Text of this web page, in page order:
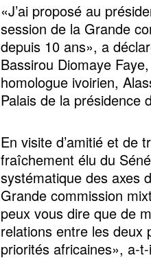
«J’ai proposé au
session de la Grande
depuis 10 ans», a
Bassirou Diomaye
homologue ivoirien,
Palais de la présidence
En visite d’amitié et de
fraîchement élu du
systématique des axes
Grande commission
peux vous dire que de
relations entre les deux
priorités africaines», a-